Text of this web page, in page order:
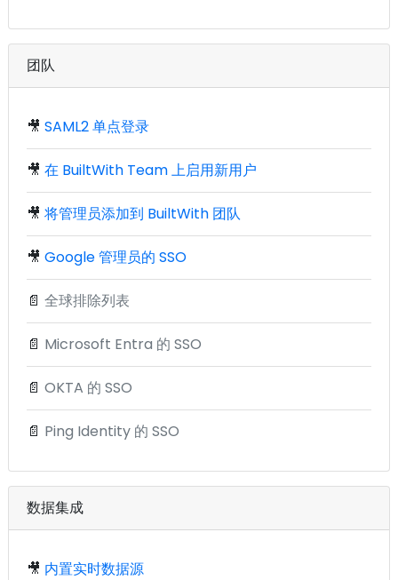
团队
🎥 SAML2 单点登录
🎥 在 BuiltWith Team 上启用新用户
🎥 将管理员添加到 BuiltWith 团队
🎥 Google 管理员的 SSO
📄 全球排除列表
📄 Microsoft Entra 的 SSO
📄 OKTA 的 SSO
📄 Ping Identity 的 SSO
数据集成
🎥 内置实时数据源